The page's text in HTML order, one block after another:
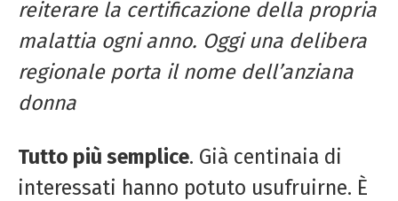
reiterare la certificazione della propria
malattia ogni anno. Oggi una delibera
regionale porta il nome dell’anziana
donna
Tutto più semplice. Già centinaia di
interessati hanno potuto usufruirne. È